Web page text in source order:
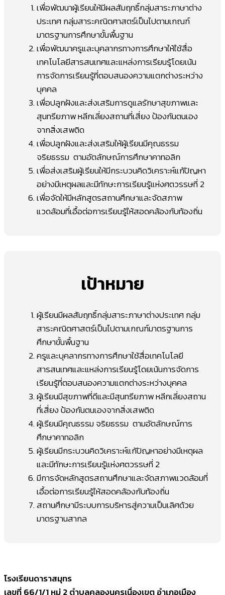
เพื่อพัฒนาผู้เรียนให้มีผลสัมฤทธิ์กลุ่มสาระภาษาต่าง
ประเทศ กลุ่มสาระคณิตศาสตร์เป็นไปตามเกณฑ์
มาตรฐานการศึกษาขั้นพื้นฐาน
เพื่อพัฒนาครูและบุคลากรทางการศึกษาให้ใช้สื่อ
เทคโนโลยีสารสนเทศและแหล่งการเรียนรู้โดยเน้น
การจัดการเรียนรู้ที่ตอบสนองความแตกต่างระหว่าง
บุคคล
เพื่อปลูกฝังและส่งเสริมการดูแลรักษาสุขภาพและ
สุนทรียภาพ หลีกเลี่ยงสถานที่เสี่ยง ป้องกันตนเอง
จากสิ่งเสพติด
เพื่อปลูกฝังและส่งเสริมให้ผู้เรียนมีคุณธรรม
จริยธรรม ตามอัตลักษณ์การศึกษาคาทอลิก
เพื่อส่งเสริมผู้เรียนให้มีกระบวนคิดวิเคราะห์แก้ปัญหา
อย่างมีเหตุผลและมีทักษะการเรียนรู้แห่งศตวรรษที่ 2
เพื่อจัดให้มีหลักสูตรสถานศึกษาและจัดสภาพ
แวดล้อมที่เอื้อต่อการเรียนรู้ให้สอดคล้องกับท้องถิ่น
เป้าหมาย
ผู้เรียนมีผลสัมฤทธิ์กลุ่มสาระภาษาต่างประเทศ กลุ่ม
สาระคณิตศาสตร์เป็นไปตามเกณฑ์มาตรฐานการ
ศึกษาขั้นพื้นฐาน
ครูและบุคลากรทางการศึกษาใช้สื่อเทคโนโลยี
สารสนเทศและแหล่งการเรียนรู้โดยเน้นการจัดการ
เรียนรู้ที่ตอบสนองความแตกต่างระหว่างบุคคล
ผู้เรียนมีสุขภาพที่ดีและมีสุนทรียภาพ หลีกเลี่ยงสถาน
ที่เสี่ยง ป้องกันตนเองจากสิ่งเสพติด
ผู้เรียนมีคุณธรรม จริยธรรม ตามอัตลักษณ์การ
ศึกษาคาทอลิก
ผู้เรียนมีกระบวนคิดวิเคราะห์แก้ปัญหาอย่างมีเหตุผล
และมีทักษะการเรียนรู้แห่งศตวรรษที่ 2
มีการจัดหลักสูตรสถานศึกษาและจัดสภาพแวดล้อมที่
เอื้อต่อการเรียนรู้ให้สอดคล้องกับท้องถิ่น
สถานศึกษามีระบบการบริหารสู่ความเป็นเลิศด้วย
มาตรฐานสากล
โรงเรียนดาราสมุทร
เลขที่ 66/1/1 หมู่ 2 ตำบลคลองนครเนื่องเขต อำเภอเมือง